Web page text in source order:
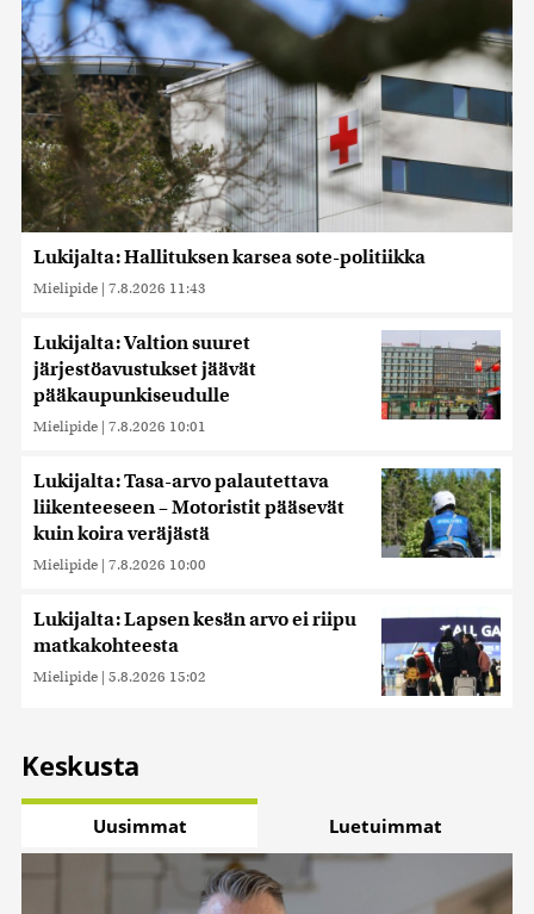
Lukijalta: Hallituksen karsea sote-politiikka
Mielipide | 7.8.2026 11:43
Lukijalta: Valtion suuret
järjestöavustukset jäävät
pääkaupunkiseudulle
Mielipide | 7.8.2026 10:01
Lukijalta: Tasa-arvo palautettava
liikenteeseen – Motoristit pääsevät
kuin koira veräjästä
Mielipide | 7.8.2026 10:00
Lukijalta: Lapsen kesän arvo ei riipu
matkakohteesta
Mielipide | 5.8.2026 15:02
Keskusta
Uusimmat Luetuimmat